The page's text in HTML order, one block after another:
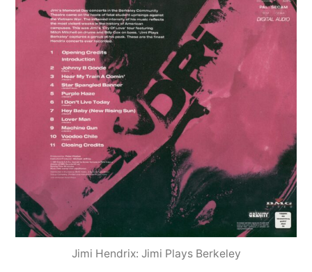
Jimi Hendrix: Jimi Plays Berkeley